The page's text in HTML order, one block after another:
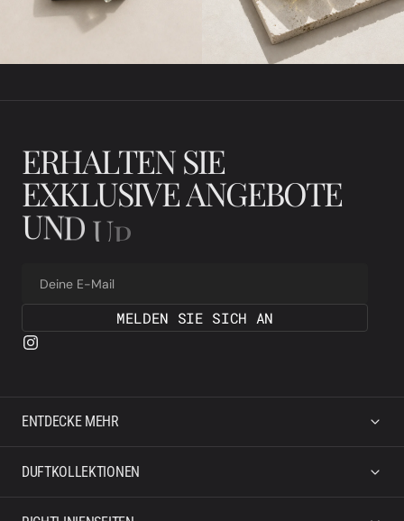
ERHALTENSIE
EXKLUSIVEANGEBOTE
UNDUPD
Deine E-Mail
MELDEN SIE SICH AN
ENTDECKE MEHR
DUFTKOLLEKTIONEN